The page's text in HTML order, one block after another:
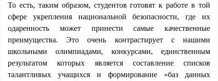
То есть, таким образом, студентов готовят к работе в той
сфере укрепления национальной безопасности, где их
одаренность может принести самые качественные
преимущества. Это очень контрастирует с нашими
школьными олимпиадами, конкурсами, единственным
результатом которых является составление списков
талантливых учащихся и формирование «баз данных